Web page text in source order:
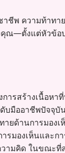
ชีพ ความท้าทา
คุณ—ตั้งแต่หัวข้อ
ารสร้างเนื้อหา
ดับมืออาชีพปัจจุ
ยด้านการมองเ
รมองเห็นและก
ามคิด ในขณะที่